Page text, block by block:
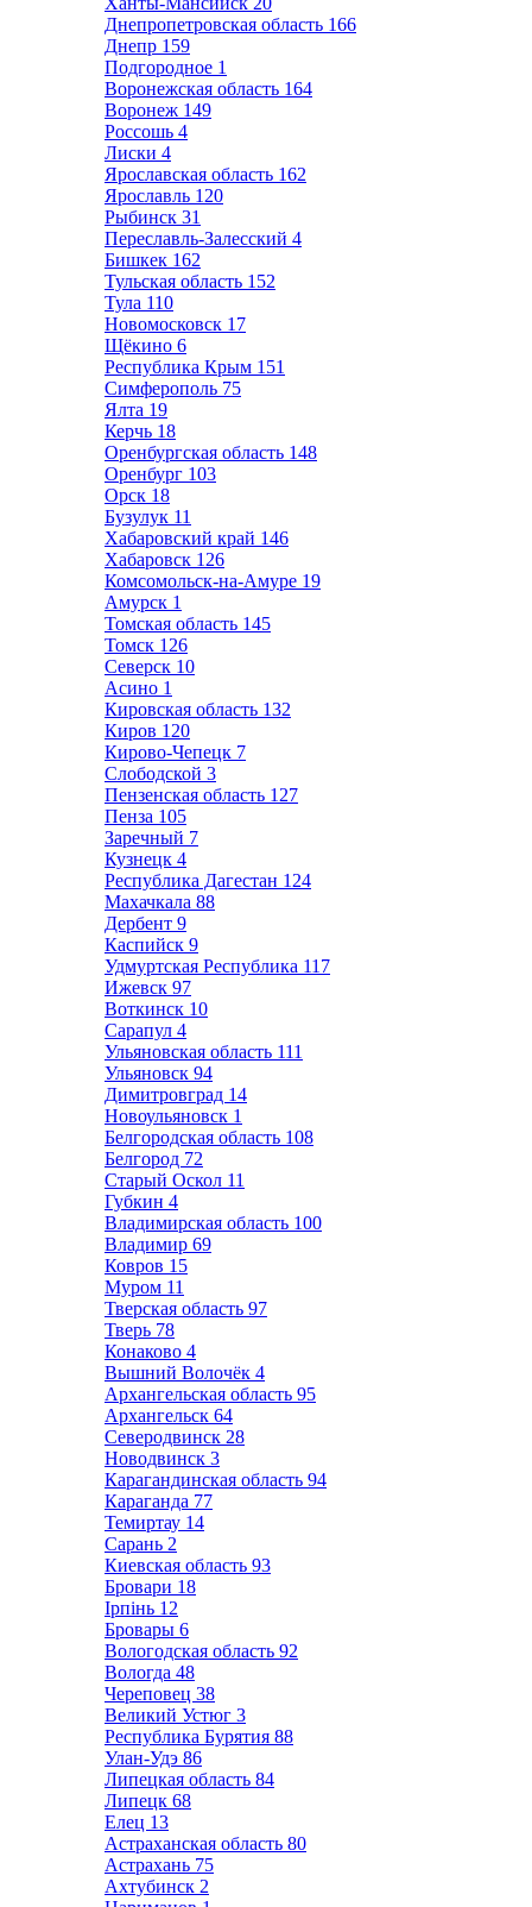
Днепропетровская область 166
Днепр 159
Подгородное 1
Воронежская область 164
Воронеж 149
Россошь 4
Лиски 4
Ярославская область 162
Ярославль 120
Рыбинск 31
Переславль-Залесский 4
Бишкек 162
Тульская область 152
Тула 110
Новомосковск 17
Щёкино 6
Республика Крым 151
Симферополь 75
Ялта 19
Керчь 18
Оренбургская область 148
Оренбург 103
Орск 18
Бузулук 11
Хабаровский край 146
Хабаровск 126
Комсомольск-на-Амуре 19
Амурск 1
Томская область 145
Томск 126
Северск 10
Асино 1
Кировская область 132
Киров 120
Кирово-Чепецк 7
Слободской 3
Пензенская область 127
Пенза 105
Заречный 7
Кузнецк 4
Республика Дагестан 124
Махачкала 88
Дербент 9
Каспийск 9
Удмуртская Республика 117
Ижевск 97
Воткинск 10
Сарапул 4
Ульяновская область 111
Ульяновск 94
Димитровград 14
Новоульяновск 1
Белгородская область 108
Белгород 72
Старый Оскол 11
Губкин 4
Владимирская область 100
Владимир 69
Ковров 15
Муром 11
Тверская область 97
Тверь 78
Конаково 4
Вышний Волочёк 4
Архангельская область 95
Архангельск 64
Северодвинск 28
Новодвинск 3
Карагандинская область 94
Караганда 77
Темиртау 14
Сарань 2
Киевская область 93
Бровари 18
Ірпінь 12
Бровары 6
Вологодская область 92
Вологда 48
Череповец 38
Великий Устюг 3
Республика Бурятия 88
Улан-Удэ 86
Липецкая область 84
Липецк 68
Елец 13
Астраханская область 80
Астрахань 75
Ахтубинск 2